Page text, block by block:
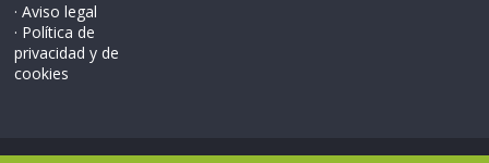
· Aviso legal
· Política de
privacidad y de
cookies